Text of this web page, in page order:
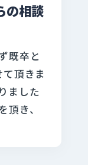
の相談
既卒と
頂きま
ました
き、